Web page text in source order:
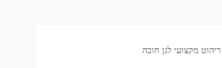
ריהוט מקצועי לגן חובה